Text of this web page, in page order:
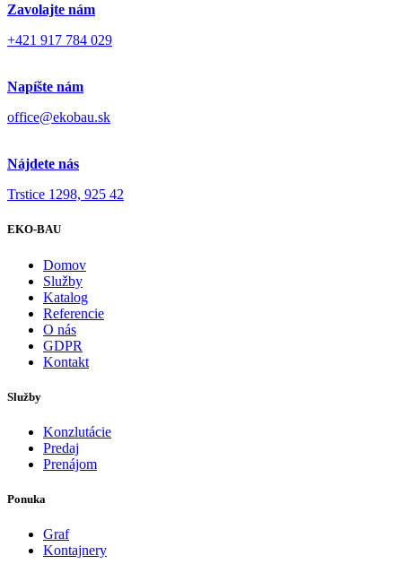
Zavolajte nám
+421 917 784 029
Napíšte nám
office@ekobau.sk
Nájdete nás
Trstice 1298, 925 42
EKO-BAU
Domov
Služby
Katalog
Referencie
O nás
GDPR
Kontakt
Služby
Konzlutácie
Predaj
Prenájom
Ponuka
Graf
Kontajnery